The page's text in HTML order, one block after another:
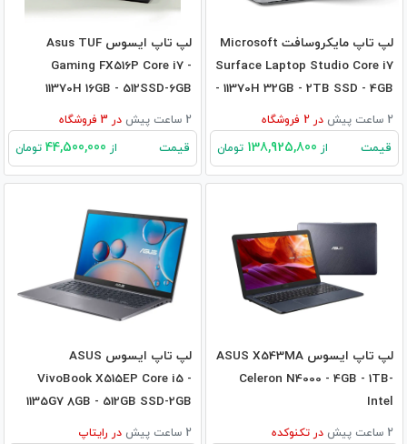
لپ تاپ مایکروسافت Microsoft
Surface Laptop Studio Core i7
- 11370H 32GB - 2TB SSD - 4GB
RTX3050Ti2 ساعت پیش در فروشگاه
قیمت از تومان
لپ تاپ ایسوس Asus TUF
Gaming FX516P Core i7 -
11370H 16GB - 512SSD-6GB
RTX30602 ساعت پیش در فروشگاه
قیمت از تومان
لپ تاپ ایسوس ASUS X543MA
Celeron N4000 - 4GB - 1TB-
Intel
2 ساعت پیش در تکنوکده
لپ تاپ ایسوس ASUS
VivoBook X515EP Core i5 -
1135G7 8GB - 512GB SSD-2GB
MX3302 ساعت پیش در رایتاپ